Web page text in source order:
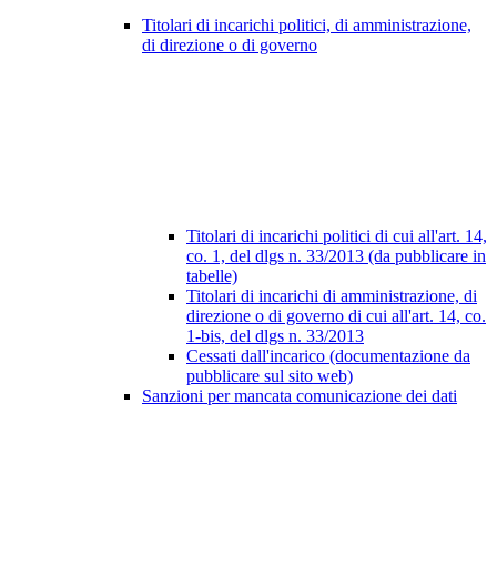
Titolari di incarichi politici, di amministrazione,
di direzione o di governo
Titolari di incarichi politici di cui all'art. 14,
co. 1, del dlgs n. 33/2013 (da pubblicare in
tabelle)
Titolari di incarichi di amministrazione, di
direzione o di governo di cui all'art. 14, co.
1-bis, del dlgs n. 33/2013
Cessati dall'incarico (documentazione da
pubblicare sul sito web)
Sanzioni per mancata comunicazione dei dati